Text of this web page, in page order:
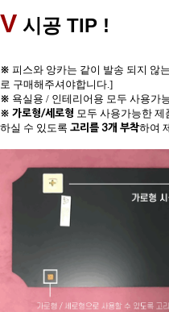
V 시공 TIP !
※ 피스와 앙카는 같이 발송 되지 않
로 구매해주셔야합니다.]
※ 욕실용 / 인테리어용 모두 사용가
※ 가로형/세로형 모두 사용가능한
하실 수 있도록 고리를 3개 부착하여